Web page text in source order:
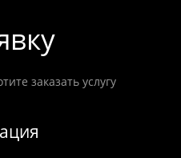
заказать услугу